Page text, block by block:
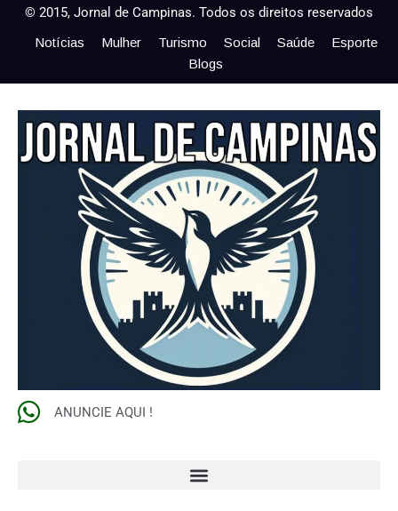
© 2015, Jornal de Campinas. Todos os direitos reservados
Notícias Mulher Turismo Social Saúde
Esporte
Blogs
ANUNCIE AQUI !